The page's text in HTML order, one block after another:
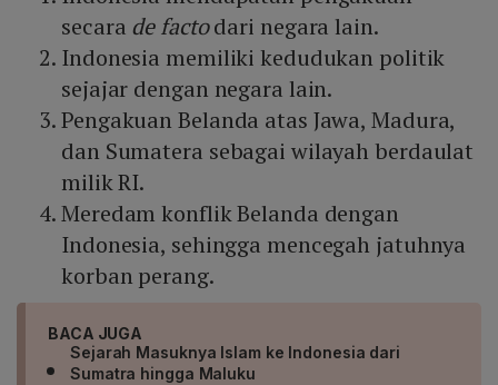
secara de factodari negara lain.
Indonesia memiliki kedudukan politik
sejajar dengan negara lain.
Pengakuan Belanda atas Jawa, Madura,
dan Sumatera sebagai wilayah berdaulat
milik RI.
Meredam konflik Belanda dengan
Indonesia, sehingga mencegah jatuhnya
korban perang.
BACA JUGA
Sejarah Masuknya Islam ke Indonesia dari
Sumatra hingga Maluku